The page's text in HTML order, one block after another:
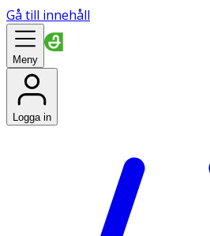
Gå till innehåll
Meny
Logga in